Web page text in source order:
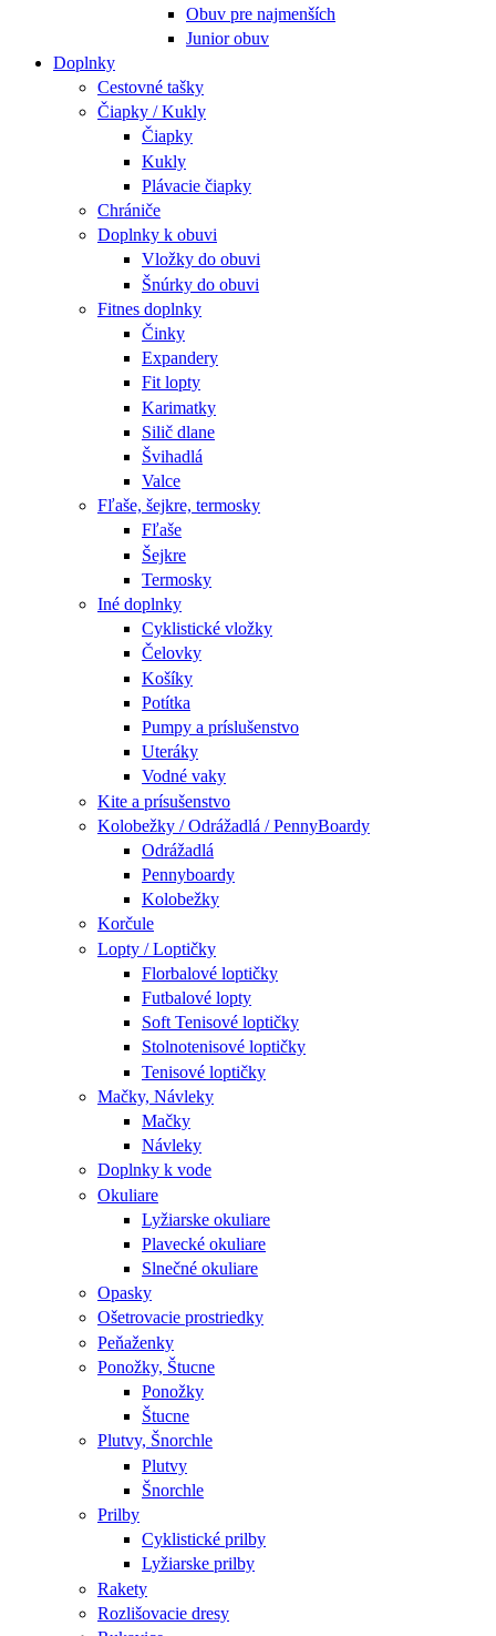
Obuv pre najmenších
Junior obuv
Doplnky
Cestovné tašky
Čiapky / Kukly
Čiapky
Kukly
Plávacie čiapky
Chrániče
Doplnky k obuvi
Vložky do obuvi
Šnúrky do obuvi
Fitnes doplnky
Činky
Expandery
Fit lopty
Karimatky
Silič dlane
Švihadlá
Valce
Fľaše, šejkre, termosky
Fľaše
Šejkre
Termosky
Iné doplnky
Cyklistické vložky
Čelovky
Košíky
Potítka
Pumpy a príslušenstvo
Uteráky
Vodné vaky
Kite a prísušenstvo
Kolobežky / Odrážadlá / PennyBoardy
Odrážadlá
Pennyboardy
Kolobežky
Korčule
Lopty / Loptičky
Florbalové loptičky
Futbalové lopty
Soft Tenisové loptičky
Stolnotenisové loptičky
Tenisové loptičky
Mačky, Návleky
Mačky
Návleky
Doplnky k vode
Okuliare
Lyžiarske okuliare
Plavecké okuliare
Slnečné okuliare
Opasky
Ošetrovacie prostriedky
Peňaženky
Ponožky, Štucne
Ponožky
Štucne
Plutvy, Šnorchle
Plutvy
Šnorchle
Prilby
Cyklistické prilby
Lyžiarske prilby
Rakety
Rozlišovacie dresy